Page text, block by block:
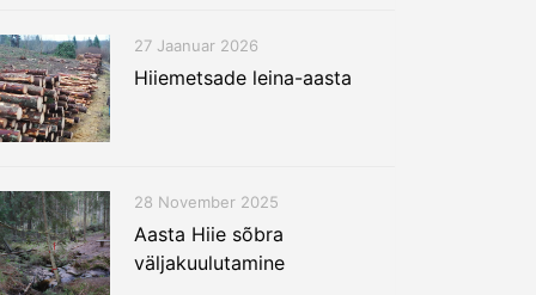
27 Jaanuar 2026
Hiiemetsade leina-aasta
28 November 2025
Aasta Hiie sõbra
väljakuulutamine